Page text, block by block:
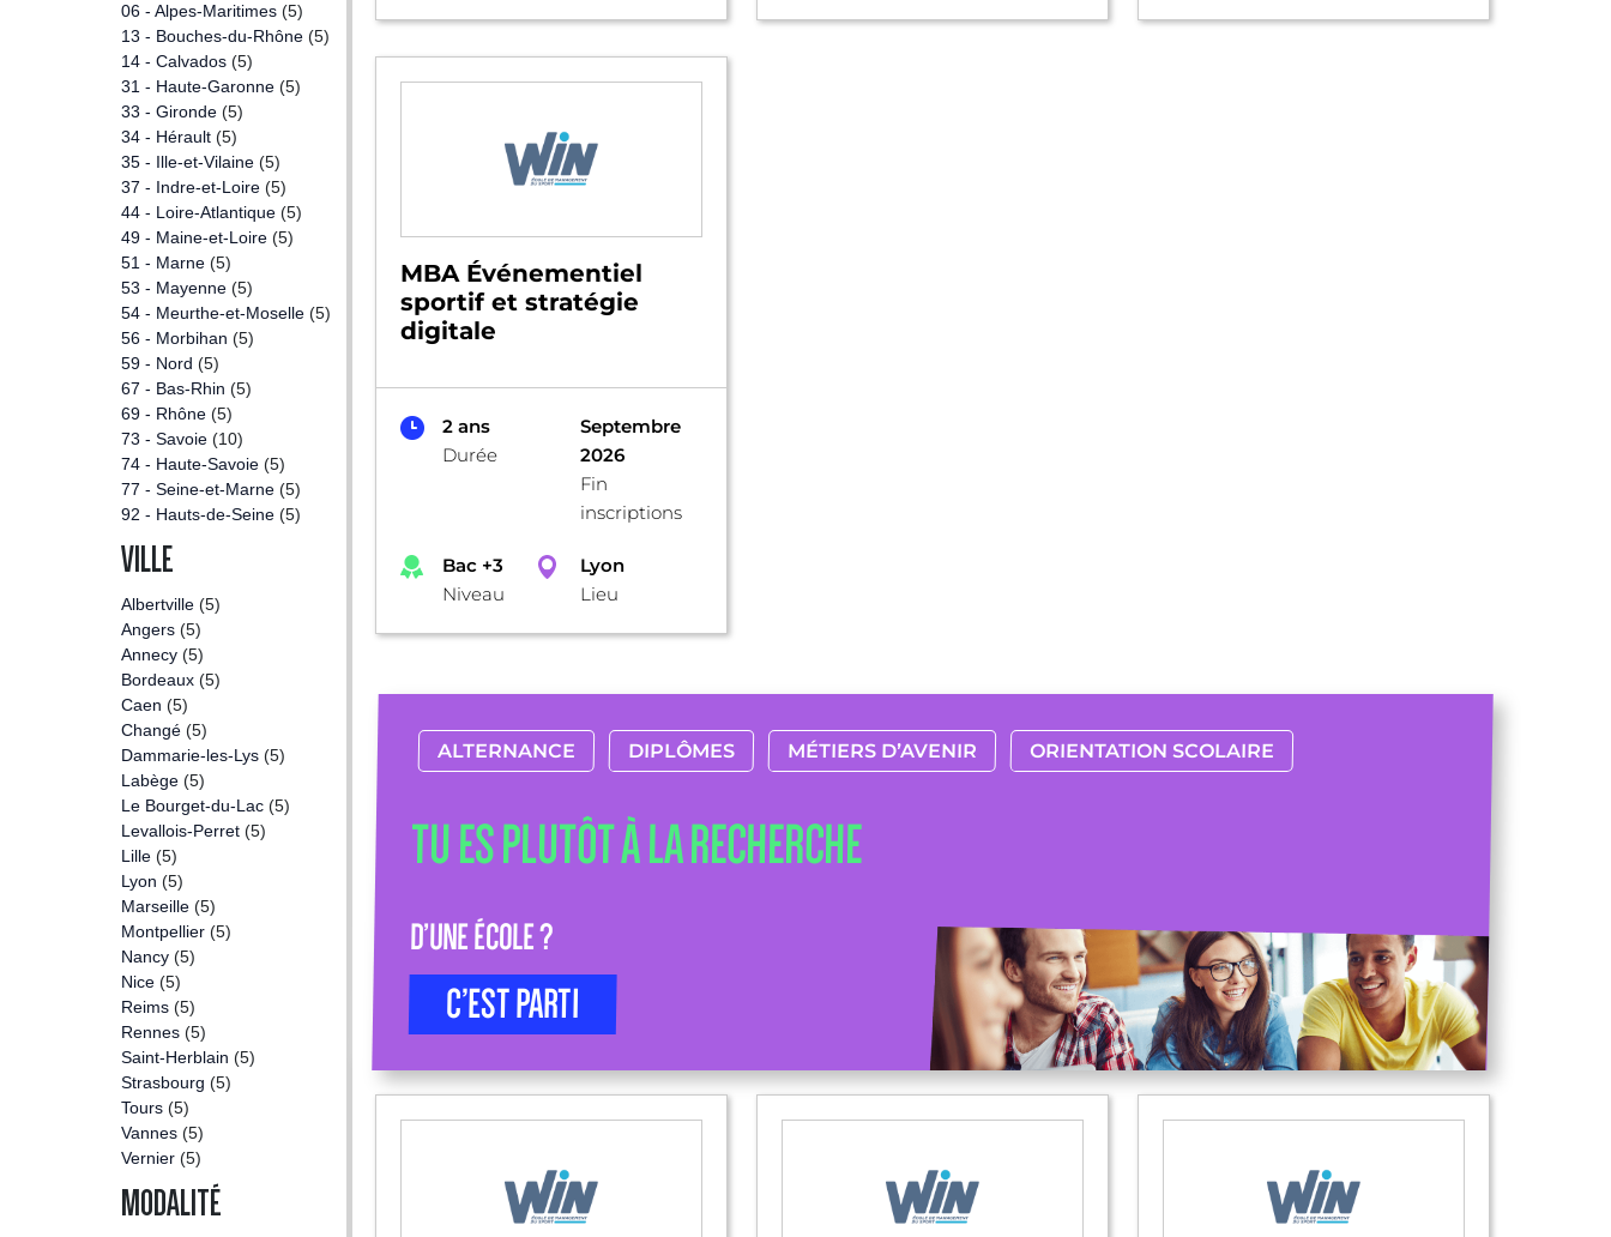
06 - Alpes-Maritimes (5)
13 - Bouches-du-Rhône (5)
14 - Calvados (5)
31 - Haute-Garonne (5)
33 - Gironde (5)
34 - Hérault (5)
35 - Ille-et-Vilaine (5)
37 - Indre-et-Loire (5)
44 - Loire-Atlantique (5)
49 - Maine-et-Loire (5)
51 - Marne (5)
53 - Mayenne (5)
54 - Meurthe-et-Moselle (5)
56 - Morbihan (5)
59 - Nord (5)
67 - Bas-Rhin (5)
69 - Rhône (5)
73 - Savoie (10)
74 - Haute-Savoie (5)
77 - Seine-et-Marne (5)
92 - Hauts-de-Seine (5)
VILLE
Albertville (5)
Angers (5)
Annecy (5)
Bordeaux (5)
Caen (5)
Changé (5)
Dammarie-les-Lys (5)
Labège (5)
Le Bourget-du-Lac (5)
Levallois-Perret (5)
Lille (5)
Lyon (5)
Marseille (5)
Montpellier (5)
Nancy (5)
Nice (5)
Reims (5)
Rennes (5)
Saint-Herblain (5)
Strasbourg (5)
Tours (5)
Vannes (5)
Vernier (5)
MODALITÉ
MBA Événementiel
sportif et stratégie
digitale
2 ans
Durée
Septembre
2026
Fin
inscriptions
Bac +3
Niveau
Lyon
Lieu
ALTERNANCE DIPLÔMES MÉTIERS D’AVENIR ORIENTATION SCOLAIRE
TU ES PLUTÔT À LA RECHERCHE
D’UNE ÉCOLE ?
C’EST PARTI